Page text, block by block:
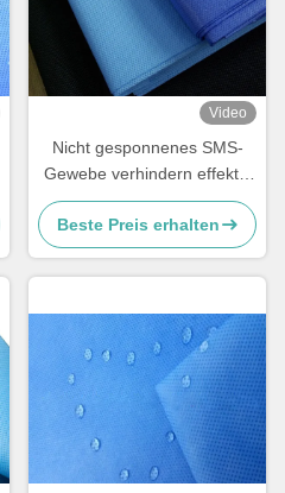
Video
Nicht gesponnenes SMS-
Gewebe verhindern effektiv
Alkohol-Blut-Durchdringen
Beste Preis erhalten